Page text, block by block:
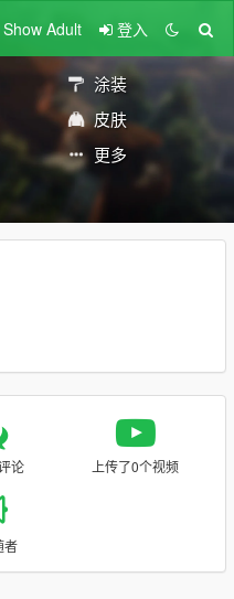
Show Adult 登入
涂装
皮肤
更多
论 上传了0个视频
者